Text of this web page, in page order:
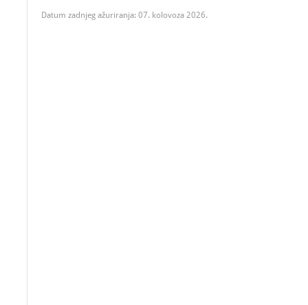
Datum zadnjeg ažuriranja: 07. kolovoza 2026.